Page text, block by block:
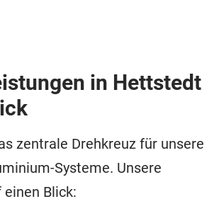
in Hettstedt
zentrale Drehkreuz für unsere
Systeme. Unsere
Blick: